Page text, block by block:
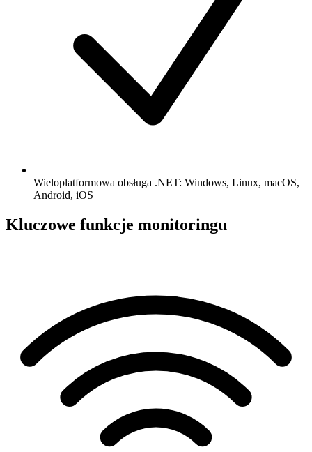
Wieloplatformowa obsługa .NET: Windows, Linux, macOS,
Android, iOS
Kluczowe funkcje monitoringu